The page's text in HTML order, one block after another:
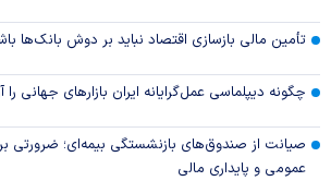
تأمین مالی بازسازی اقتصاد نباید بر دوش بانک‌ها
چگونه دیپلماسی عمل‌گرایانه ایران بازار‌های جهانی را
صیانت از صندوق‌های بازنشستگی بیمه‌ای؛ ضرورتی
عمومی و پایداری مالی